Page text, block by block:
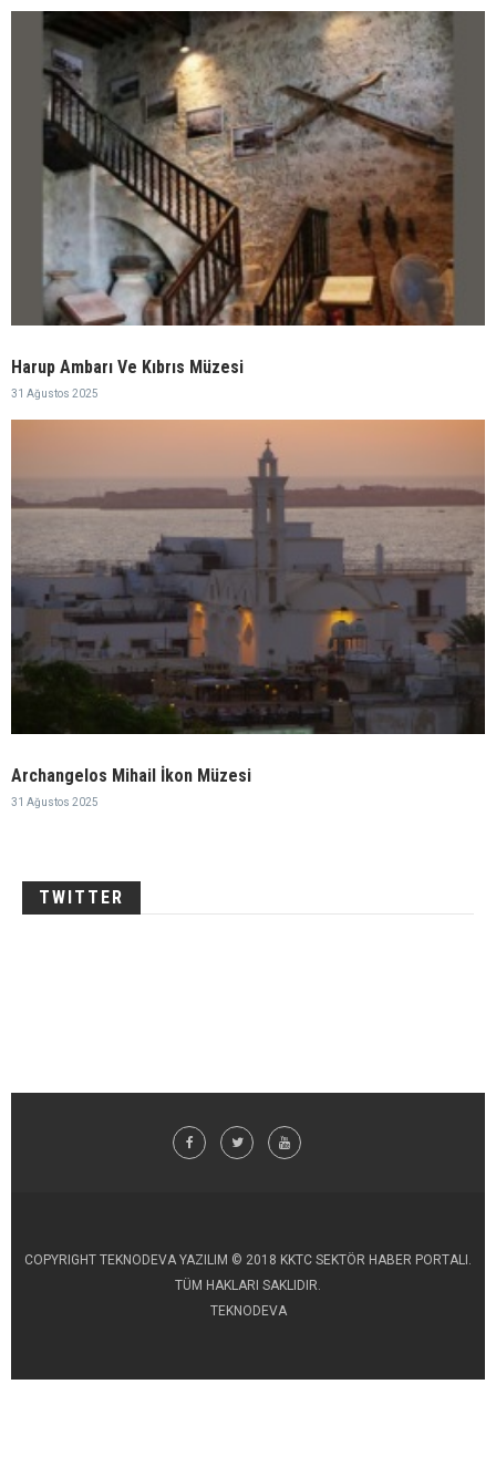
Harup Ambarı Ve Kıbrıs Müzesi
31 Ağustos 2025
Archangelos Mihail İkon Müzesi
31 Ağustos 2025
TWITTER
COPYRIGHT TEKNODEVA YAZILIM © 2018 KKTC SEKTÖR HABER PORTALI.
TÜM HAKLARI SAKLIDIR.
TEKNODEVA